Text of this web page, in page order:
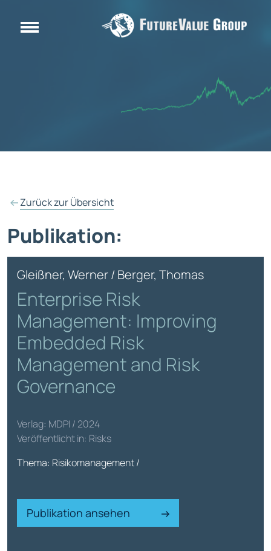
Zurück zur Übersicht
Publikation:
Gleißner, Werner / Berger, Thomas
Enterprise Risk
Management: Improving
Embedded Risk
Management and Risk
Governance
Verlag: MDPI / 2024
Veröffentlicht in: Risks
Thema: Risikomanagement /
Publikation ansehen